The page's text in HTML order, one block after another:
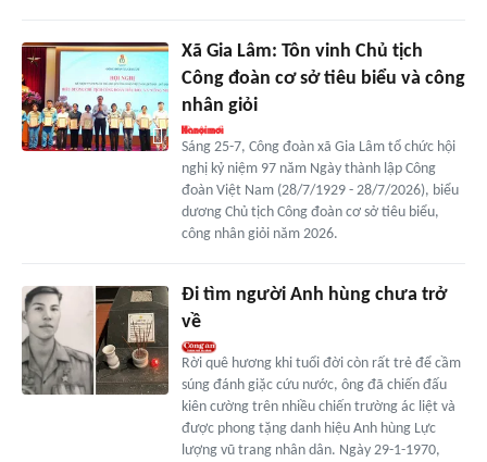
Xã Gia Lâm: Tôn vinh Chủ tịch
Công đoàn cơ sở tiêu biểu và công
nhân giỏi
Sáng 25-7, Công đoàn xã Gia Lâm tổ chức hội
nghị kỷ niệm 97 năm Ngày thành lập Công
đoàn Việt Nam (28/7/1929 - 28/7/2026), biểu
dương Chủ tịch Công đoàn cơ sở tiêu biểu,
công nhân giỏi năm 2026.
Đi tìm người Anh hùng chưa trở
về
Rời quê hương khi tuổi đời còn rất trẻ để cầm
súng đánh giặc cứu nước, ông đã chiến đấu
kiên cường trên nhiều chiến trường ác liệt và
được phong tặng danh hiệu Anh hùng Lực
lượng vũ trang nhân dân. Ngày 29-1-1970,